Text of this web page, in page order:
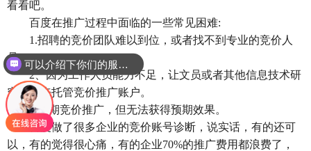
看看吧。
百度在推广过程中面临的一些常见困难:
1.招聘的竞价团队难以到位，或者找不到专业的竞价人
员。
2、因为工作人员能力不足，让文员或者其他信息技术研
究人员来托管竞价推广账户。
3.长期竞价推广，但无法获得预期效果。
百度做了很多企业的竞价账号诊断，说实话，有的还可
以，有的觉得很心痛，有的企业70%的推广费用都浪费了，